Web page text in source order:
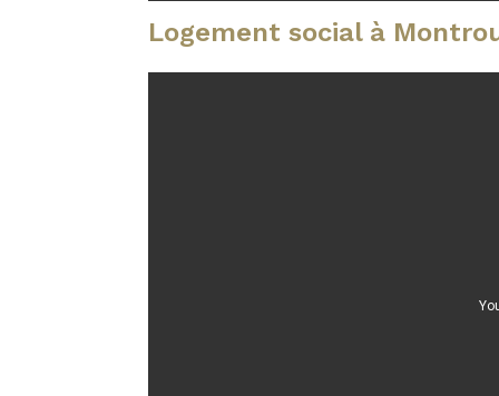
Logement social à